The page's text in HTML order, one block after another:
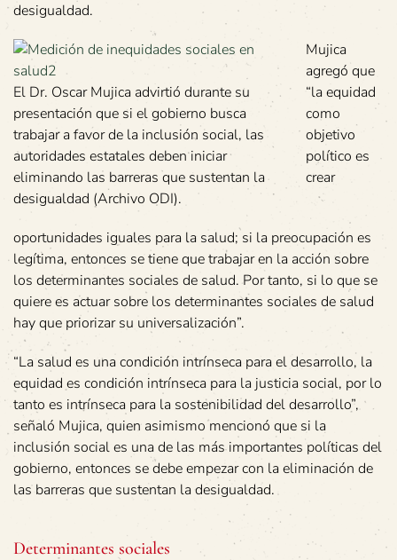
desigualdad.
El Dr. Oscar Mujica advirtió durante su
presentación que si el gobierno busca
trabajar a favor de la inclusión social, las
autoridades estatales deben iniciar
eliminando las barreras que sustentan la
desigualdad (Archivo ODI).
Mujica
agregó que
“la equidad
como
objetivo
político es
crear
oportunidades iguales para la salud; si la preocupación es
legítima, entonces se tiene que trabajar en la acción sobre
los determinantes sociales de salud. Por tanto, si lo que se
quiere es actuar sobre los determinantes sociales de salud
hay que priorizar su universalización”.
“La salud es una condición intrínseca para el desarrollo, la
equidad es condición intrínseca para la justicia social, por lo
tanto es intrínseca para la sostenibilidad del desarrollo”,
señaló Mujica, quien asimismo mencionó que si la
inclusión social es una de las más importantes políticas del
gobierno, entonces se debe empezar con la eliminación de
las barreras que sustentan la desigualdad.
Determinantes sociales